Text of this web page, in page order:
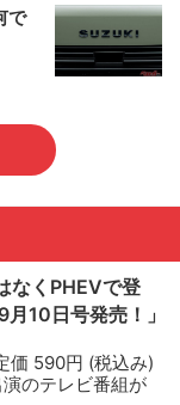
で
なくPHEVで登
10日号発売！」
価 590円 (税込み)
のテレビ番組が